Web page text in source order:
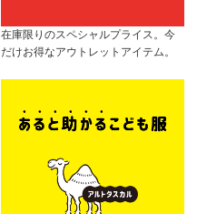
在庫限りのスペシャルプライス。今
だけお得なアウトレットアイテム。